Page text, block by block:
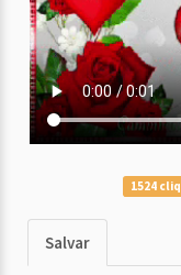
1524
Salvar